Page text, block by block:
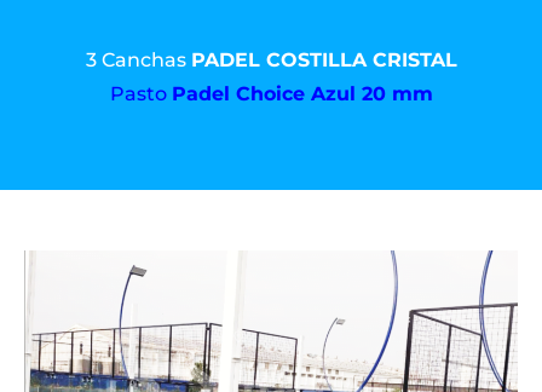
3 Canchas PADEL COSTILLA CRISTAL
Pasto Padel Choice Azul 20 mm